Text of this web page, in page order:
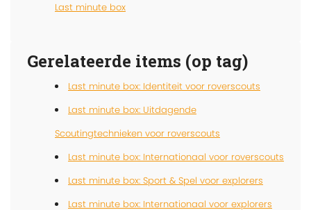
Last minute box
Gerelateerde items (op tag)
Last minute box: Identiteit voor roverscouts
Last minute box: Uitdagende
Scoutingtechnieken voor roverscouts
Last minute box: Internationaal voor roverscouts
Last minute box: Sport & Spel voor explorers
Last minute box: Internationaal voor explorers